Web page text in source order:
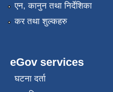
एन, कानुन तथा निर्देशिका
कर तथा शुल्कहरु
eGov services
घटना दर्ता